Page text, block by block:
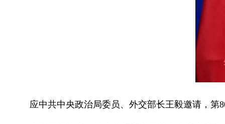
应中共中央政治局委员、外交部长王毅邀请，第